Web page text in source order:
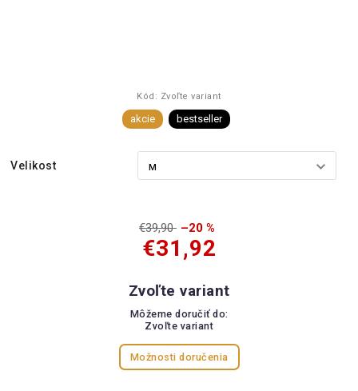
Kód: Zvoľte variant
akcie bestseller
Velikost
€39,90 –20 %
€31,92
Zvoľte variant
Môžeme doručiť do:
Zvoľte variant
Možnosti doručenia